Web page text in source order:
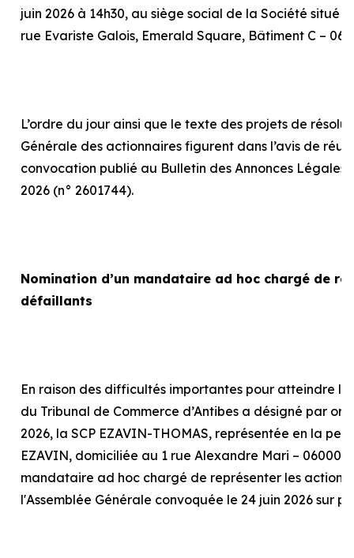
juin 2026 à 14h30, au siège social de la Société situé
rue Evariste Galois, Emerald Square, Bâtiment C –
L’ordre du jour ainsi que le texte des projets de
Générale des actionnaires figurent dans l’avis de
convocation publié au Bulletin des Annonces Légales
2026 (n° 2601744).
Nomination d’un mandataire ad hoc chargé de
défaillants
En raison des difficultés importantes pour atteindre le
du Tribunal de Commerce d’Antibes a désigné par
2026, la SCP EZAVIN-THOMAS, représentée en la
EZAVIN, domiciliée au 1 rue Alexandre Mari – 06000
mandataire ad hoc chargé de représenter les
l'Assemblée Générale convoquée le 24 juin 2026 sur